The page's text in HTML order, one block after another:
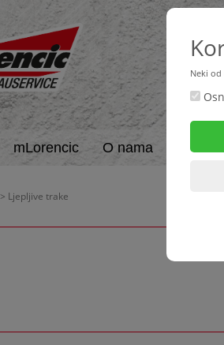
mLorencic O nama Aktualno
> Ljepljive trake
Neki